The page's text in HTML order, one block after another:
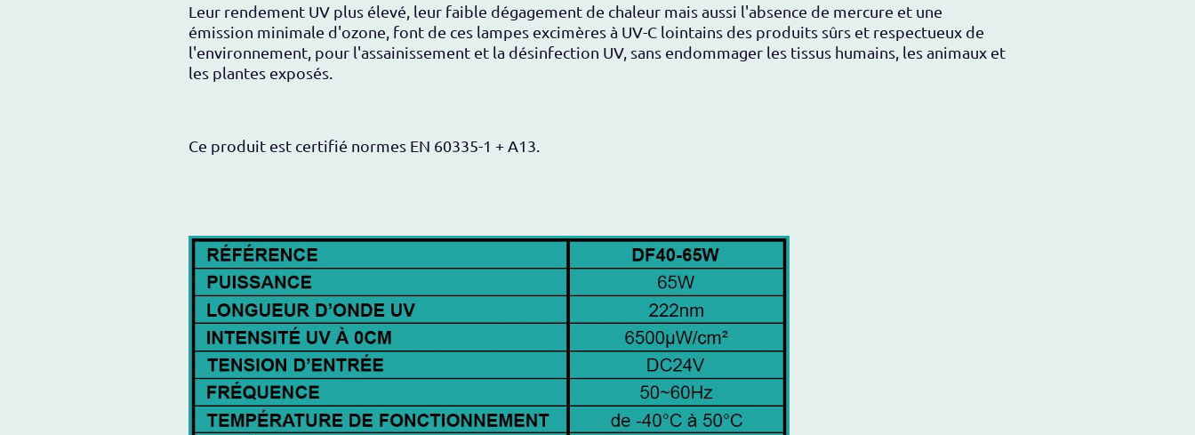
Leur rendement UV plus élevé, leur faible dégagement de chaleur mais aussi l'absence de mercure et une
émission minimale d'ozone, font de ces lampes excimères à UV-C lointains des produits sûrs et respectueux de
l'environnement, pour l'assainissement et la désinfection UV, sans endommager les tissus humains, les animaux et
les plantes exposés.
Ce produit est certifié normes EN 60335-1 + A13.